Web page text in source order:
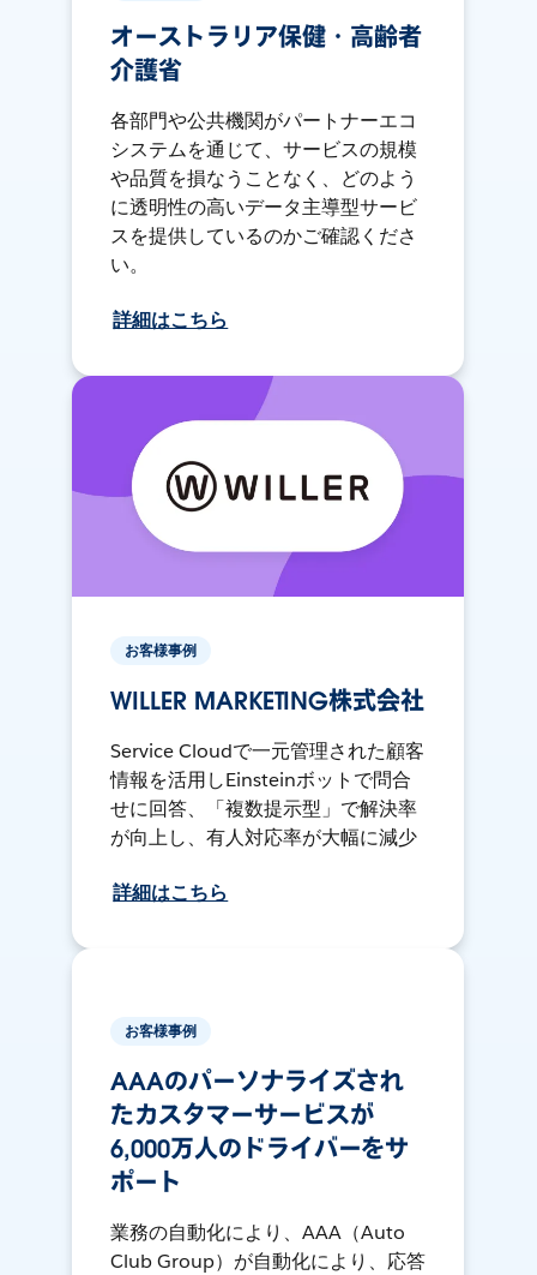
オーストラリア保健・高齢者
介護省
各部門や公共機関がパートナーエコ
システムを通じて、サービスの規模
や品質を損なうことなく、どのよう
に透明性の高いデータ主導型サービ
スを提供しているのかご確認くださ
い。
詳細はこちら
お客様事例
WILLER MARKETING株式会社
Service Cloudで一元管理された顧客
情報を活用しEinsteinボットで問合
せに回答、「複数提示型」で解決率
が向上し、有人対応率が大幅に減少
詳細はこちら
お客様事例
AAAのパーソナライズされ
たカスタマーサービスが
6,000万人のドライバーをサ
ポート
業務の自動化により、AAA（Auto
Club Group）が自動化により、応答